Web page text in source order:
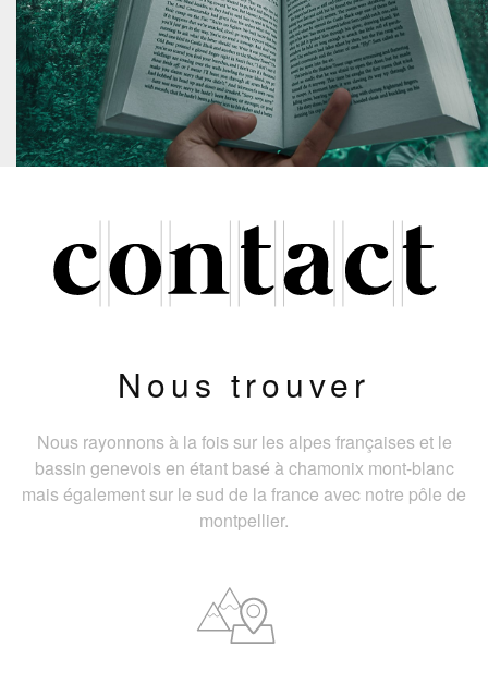
Nous trouver
Nous rayonnons à la fois sur les alpes françaises et le
bassin genevois en étant basé à chamonix mont-blanc
mais également sur le sud de la france avec notre pôle de
montpellier.